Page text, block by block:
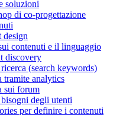
soluzioni
di co-progettazione
design
contenuti e il linguaggio
discovery
(search keywords)
tramite analytics
sui forum
degli utenti
per definire i contenuti